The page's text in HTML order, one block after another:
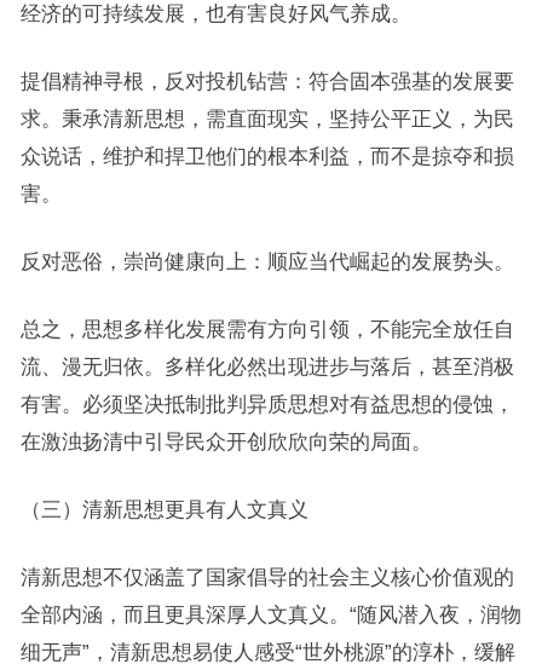
经济的可持续发展，也有害良好风气养成。
提倡精神寻根，反对投机钻营：符合固本强基的发展要
求。秉承清新思想，需直面现实，坚持公平正义，为民
众说话，维护和捍卫他们的根本利益，而不是掠夺和损
害。
反对恶俗，崇尚健康向上：顺应当代崛起的发展势头。
总之，思想多样化发展需有方向引领，不能完全放任自
流、漫无归依。多样化必然出现进步与落后，甚至消极
有害。必须坚决抵制批判异质思想对有益思想的侵蚀，
在激浊扬清中引导民众开创欣欣向荣的局面。
（三）清新思想更具有人文真义
清新思想不仅涵盖了国家倡导的社会主义核心价值观的
全部内涵，而且更具深厚人文真义。“随风潜入夜，润物
细无声”，清新思想易使人感受“世外桃源”的淳朴，缓解